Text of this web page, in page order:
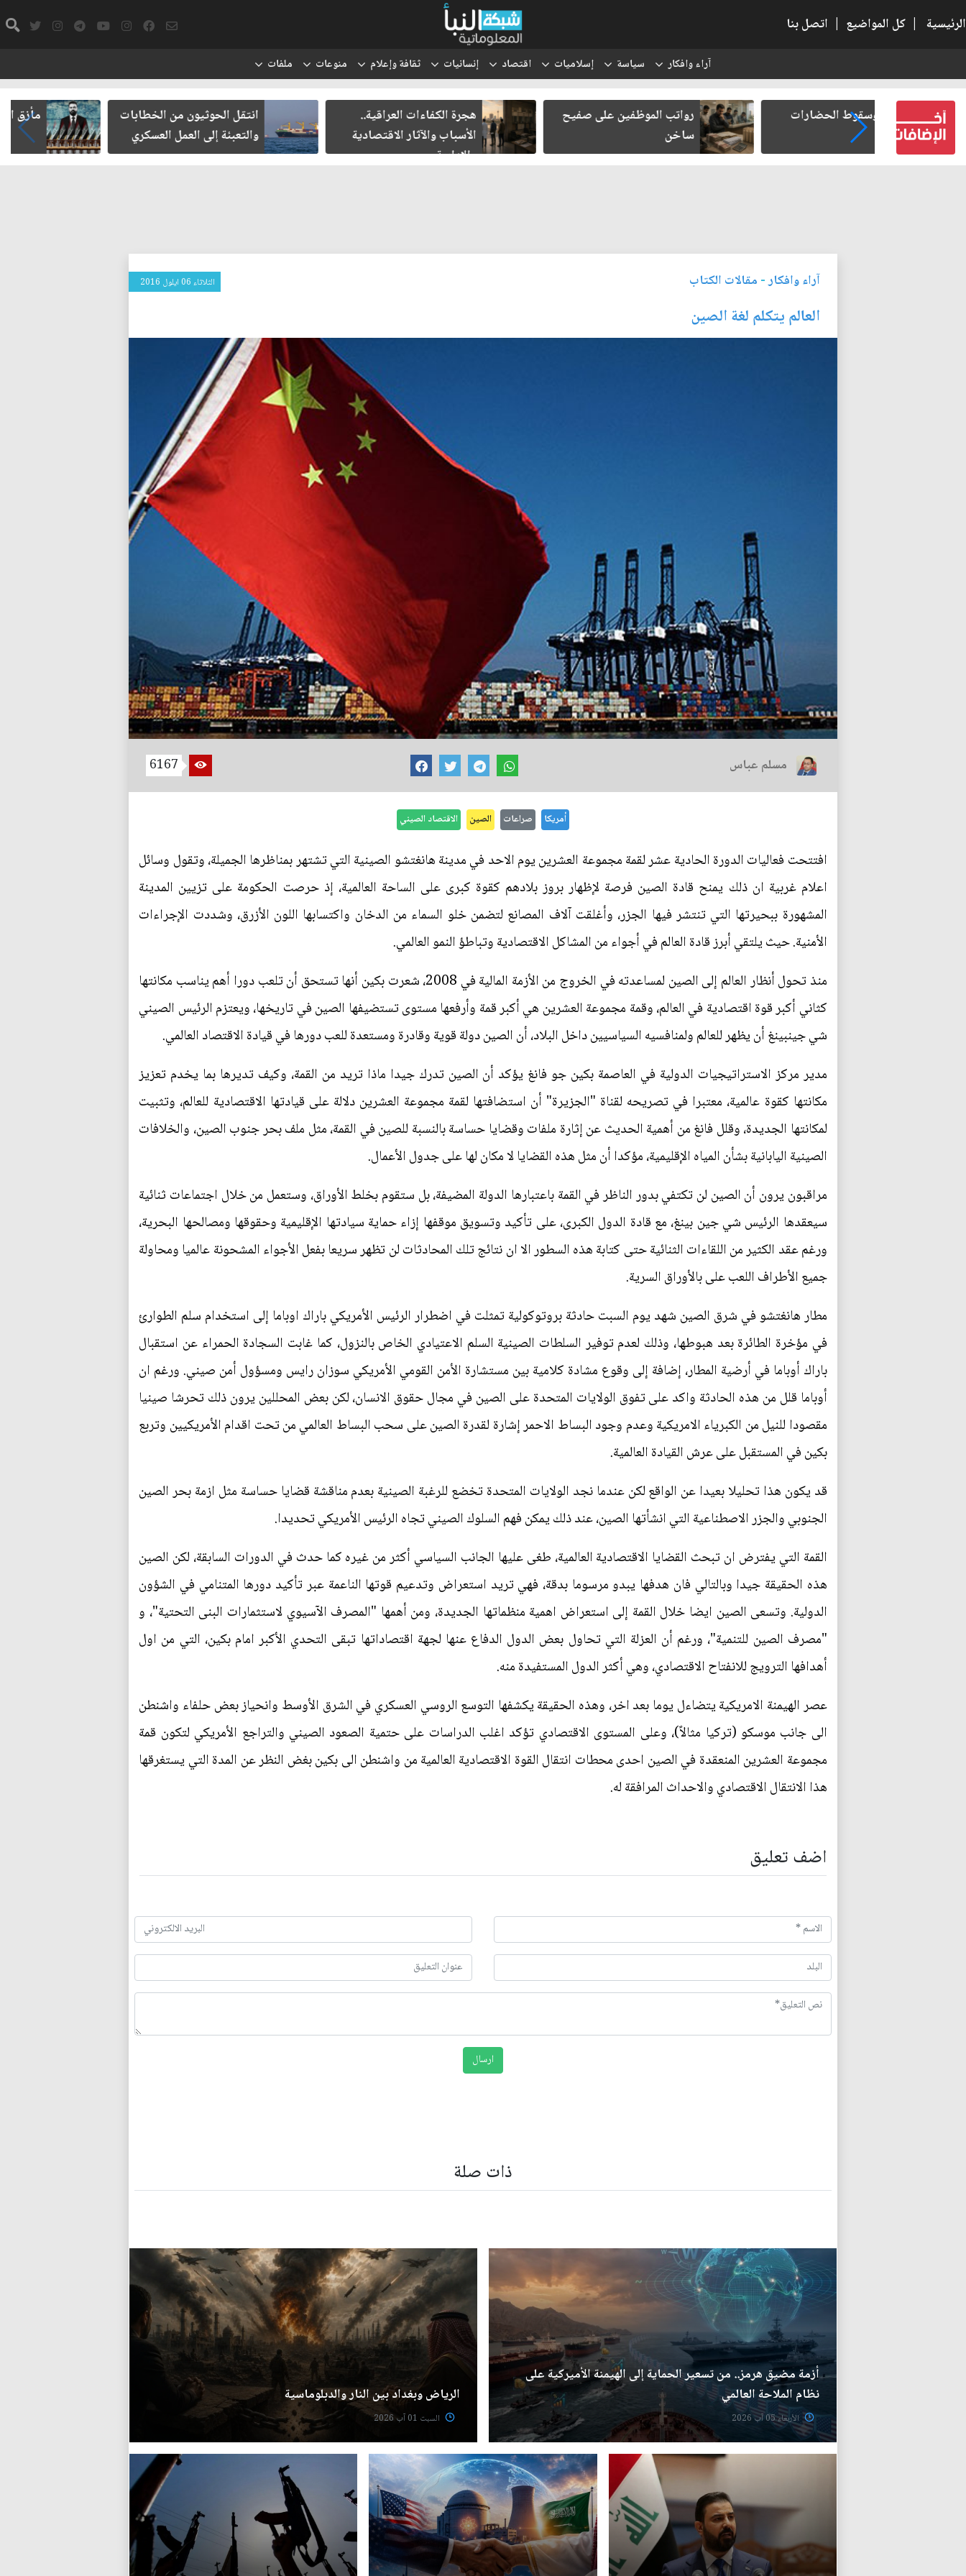
الرئيسية | كل المواضيع | اتصل بنا
آراء وافكار سياسة إسلاميات اقتصاد إنسانيات ثقافة وإعلام منوعات ملفات
الحضارات
رواتب الموظفين على صفيح
هجرة الكفاءات العراقية..
الأسباب والآثار الاقتصادية
والإدارية
انتقل الحوثيون من الخطابات
والتعبئة إلى العمل العسكري
مأزق الزيدي مع الميليشيات
آراء وافكار- مقالات الكتاب الثلاثاء 06 ايلول 2016
العالم يتكلم لغة الصين
مسلم عباس 6167
أمريكا صراعات الصين الاقتصاد الصيني
افتتحت فعاليات الدورة الحادية عشر لقمة مجموعة العشرين يوم الاحد في مدينة هانغتشو الصينية التي تشتهر بمناظرها الجميلة، وتقول وسائل
اعلام غربية ان ذلك يمنح قادة الصين فرصة لإظهار بروز بلادهم كقوة كبرى على الساحة العالمية، إذ حرصت الحكومة على تزيين المدينة
المشهورة ببحيرتها التي تنتشر فيها الجزر، وأغلقت آلاف المصانع لتضمن خلو السماء من الدخان واكتسابها اللون الأزرق، وشددت الإجراءات
الأمنية. حيث يلتقي أبرز قادة العالم في أجواء من المشاكل الاقتصادية وتباطؤ النمو العالمي.
منذ تحول أنظار العالم إلى الصين لمساعدته في الخروج من الأزمة المالية في 2008، شعرت بكين أنها تستحق أن تلعب دورا أهم يناسب مكانتها
كثاني أكبر قوة اقتصادية في العالم، وقمة مجموعة العشرين هي أكبر قمة وأرفعها مستوى تستضيفها الصين في تاريخها، ويعتزم الرئيس الصيني
شي جينبينغ أن يظهر للعالم ولمنافسيه السياسيين داخل البلاد، أن الصين دولة قوية وقادرة ومستعدة للعب دورها في قيادة الاقتصاد العالمي.
مدير مركز الاستراتيجيات الدولية في العاصمة بكين جو فانغ يؤكد أن الصين تدرك جيدا ماذا تريد من القمة، وكيف تديرها بما يخدم تعزيز
مكانتها كقوة عالمية، معتبرا في تصريحه لقناة "الجزيرة" أن استضافتها لقمة مجموعة العشرين دلالة على قيادتها الاقتصادية للعالم، وتثبيت
لمكانتها الجديدة، وقلل فانغ من أهمية الحديث عن إثارة ملفات وقضايا حساسة بالنسبة للصين في القمة، مثل ملف بحر جنوب الصين، والخلافات
الصينية اليابانية بشأن المياه الإقليمية، مؤكدا أن مثل هذه القضايا لا مكان لها على جدول الأعمال.
مراقبون يرون أن الصين لن تكتفي بدور الناظر في القمة باعتبارها الدولة المضيفة، بل ستقوم بخلط الأوراق، وستعمل من خلال اجتماعات ثنائية
سيعقدها الرئيس شي جين بينغ، مع قادة الدول الكبرى، على تأكيد وتسويق موقفها إزاء حماية سيادتها الإقليمية وحقوقها ومصالحها البحرية،
ورغم عقد الكثير من اللقاءات الثنائية حتى كتابة هذه السطور الا ان نتائج تلك المحادثات لن تظهر سريعا بفعل الأجواء المشحونة عالميا ومحاولة
جميع الأطراف اللعب على بالأوراق السرية.
مطار هانغتشو في شرق الصين شهد يوم السبت حادثة بروتوكولية تمثلت في اضطرار الرئيس الأمريكي باراك اوباما إلى استخدام سلم الطوارئ
في مؤخرة الطائرة بعد هبوطها، وذلك لعدم توفير السلطات الصينية السلم الاعتيادي الخاص بالنزول، كما غابت السجادة الحمراء عن استقبال
باراك أوباما في أرضية المطار، إضافة إلى وقوع مشادة كلامية بين مستشارة الأمن القومي الأمريكي سوزان رايس ومسؤول أمن صيني. ورغم ان
أوباما قلل من هذه الحادثة واكد على تفوق الولايات المتحدة على الصين في مجال حقوق الانسان، لكن بعض المحللين يرون ذلك تحرشا صينيا
مقصودا للنيل من الكبرياء الامريكية وعدم وجود البساط الاحمر إشارة لقدرة الصين على سحب البساط العالمي من تحت اقدام الأمريكيين وتربع
بكين في المستقبل على عرش القيادة العالمية.
قد يكون هذا تحليلا بعيدا عن الواقع لكن عندما نجد الولايات المتحدة تخضع للرغبة الصينية بعدم مناقشة قضايا حساسة مثل ازمة بحر الصين
الجنوبي والجزر الاصطناعية التي انشأتها الصين، عند ذلك يمكن فهم السلوك الصيني تجاه الرئيس الأمريكي تحديدا.
القمة التي يفترض ان تبحث القضايا الاقتصادية العالمية، طغى عليها الجانب السياسي أكثر من غيره كما حدث في الدورات السابقة، لكن الصين
هذه الحقيقة جيدا وبالتالي فان هدفها يبدو مرسوما بدقة، فهي تريد استعراض وتدعيم قوتها الناعمة عبر تأكيد دورها المتنامي في الشؤون
الدولية. وتسعى الصين ايضا خلال القمة إلى استعراض اهمية منظماتها الجديدة، ومن أهمها "المصرف الآسيوي لاستثمارات البنى التحتية"، و
"مصرف الصين للتنمية"، ورغم أن العزلة التي تحاول بعض الدول الدفاع عنها لجهة اقتصاداتها تبقى التحدي الأكبر امام بكين، التي من اول
أهدافها الترويج للانفتاح الاقتصادي، وهي أكثر الدول المستفيدة منه.
عصر الهيمنة الامريكية يتضاءل يوما بعد اخر، وهذه الحقيقة يكشفها التوسع الروسي العسكري في الشرق الأوسط وانحياز بعض حلفاء واشنطن
الى جانب موسكو (تركيا مثالاً)، وعلى المستوى الاقتصادي تؤكد اغلب الدراسات على حتمية الصعود الصيني والتراجع الأمريكي لتكون قمة
مجموعة العشرين المنعقدة في الصين احدى محطات انتقال القوة الاقتصادية العالمية من واشنطن الى بكين بغض النظر عن المدة التي يستغرقها
هذا الانتقال الاقتصادي والاحداث المرافقة له.
اضف تعليق
ذات صلة
أزمة مضيق هرمز.. من تسعير الحماية إلى الهيمنة الأميركية على
نظام الملاحة العالمي
الأربعاء 05 آب 2026
الرياض وبغداد بين النار والدبلوماسية
السبت 01 آب 2026